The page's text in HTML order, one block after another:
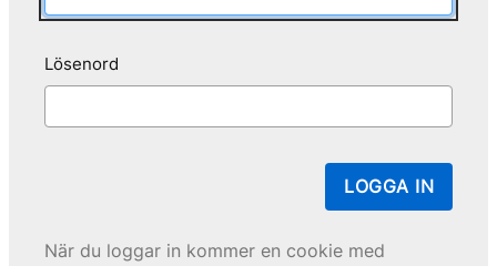
Lösenord
LOGGA IN
När du loggar in kommer en cookie med